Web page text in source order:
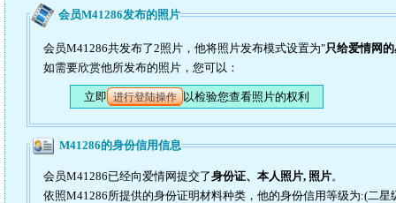
会员M41286发布的照片
会员M41286共发布了2照片，他将照片发布模式设置为"只给爱情网
如需要欣赏他所发布的照片，您可以：
立即 进行登陆操作 以检验您查看照片的权利
M41286的身份信用信息
会员M41286已经向爱情网提交了身份证、本人照片, 照片。
依照M41286所提供的身份证明材料种类，他的身份信用等级为:(二星